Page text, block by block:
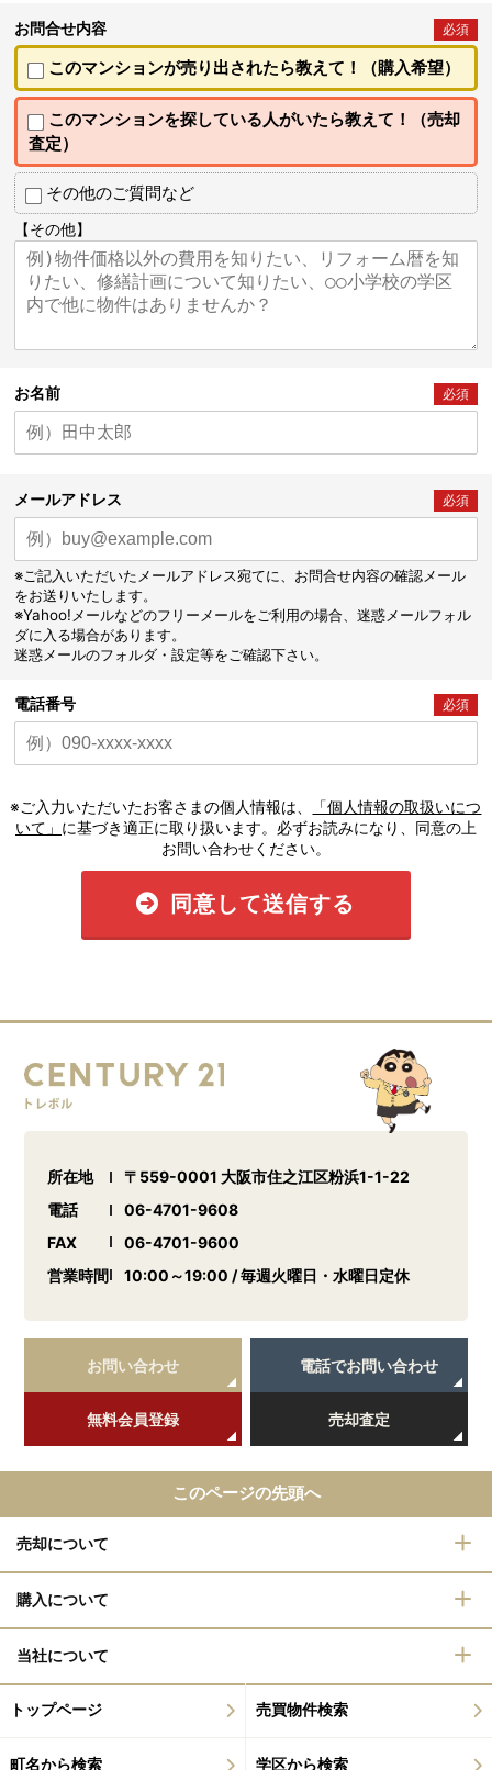
お問合せ内容 必須
このマンションが売り出されたら教えて！（購入希望）
このマンションを探している人がいたら教えて！（売却
査定）
その他のご質問など
【その他】
お名前 必須
メールアドレス 必須
※ご記入いただいたメールアドレス宛てに、お問合せ内容の確認メール
をお送りいたします。
※Yahoo!メールなどのフリーメールをご利用の場合、迷惑メールフォル
ダに入る場合があります。
迷惑メールのフォルダ・設定等をご確認下さい。
電話番号 必須
※ご入力いただいたお客さまの個人情報は、
「個人情報の取扱いにつ
いて」 に基づき適正に取り扱います。必ずお読みになり、同意の上
お問い合わせください。
同意して送信する
所在地
〒559-0001 大阪市住之江区粉浜1-1-22
電話
06-4701-9608
FAX
06-4701-9600
営業時間
10:00～19:00 / 毎週火曜日・水曜日定休
お問い合わせ 電話でお問い合わせ
無料会員登録 売却査定
このページの先頭へ
売却について
購入について
当社について
トップページ 売買物件検索
町名から検索 学区から検索